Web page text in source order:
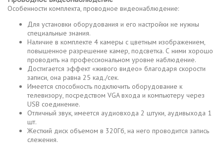
Особенности комплекта, проводное видеонаблюдение:
Для установки оборудования и его настройки не нужны
специальные знания.
Наличие в комплекте 4 камеры с цветным изображением,
повышенное разрешение камер, подсветка. С ними хорошо
проводить на профессиональном уровне наблюдение.
Достигается эффект «живого видео» благодаря скорости
записи, она равна 25 кад./сек.
Имеется способность подключить оборудование к
телевизору, посредством VGA входа и компьютеру через
USB соединение.
Отличный звук, имеется аудиовхода 2 штуки, аудивыхода 1
шт.
Жесткий диск объемом в 320Гб, на него проводится запись
слежения.